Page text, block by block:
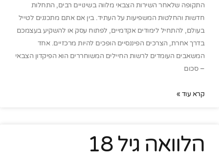
התקופה שלאחר השירות הצבאי מלווה בשינויים רבים, התחלות
חדשות והחלטות המשפיעות על העתיד. בין אם אתם מתכננים לטייל
בעולם, להתחיל לימודים אקדמיים, לפתוח עסק או להשקיע בעצמכם
בדרך אחרת, הצרכים הפיננסיים הופכים להיות מרכזיים. אחד
המשאבים העומדים לרשות החיילים המשוחררים הוא הפיקדון הצבאי
– סכום
קרא עוד »
הלוואה גיל 18